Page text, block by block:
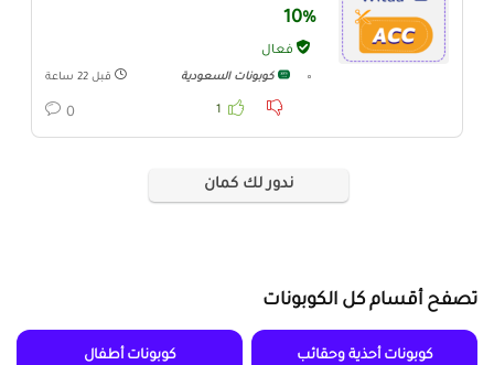
10%
فعال
كوبونات السعودية قبل 22 ساعة
1
0
ندور لك كمان
تصفح أقسام كل الكوبونات
كوبونات أحذية وحقائب كوبونات أطفال